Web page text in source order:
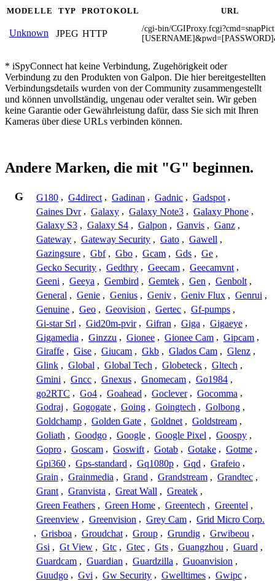
MODELLE TYP PROTOKOLL URL
Unknown JPEG HTTP
/cgi-bin/
* iSpyConnect hat keine Verbindung, Zugehörigkeit oder
Verbindung zu den Produkten von Galpon. Die hier bereitgestellten
Verbindungsdetails wurden von der Community zusammengestellt
und können unvollständig, ungenau oder veraltet sein. Wir geben
keine Garantie oder Gewährleistung dafür, dass Sie sich mit Ihren
Kameras über diese URLs verbinden können.
Andere Marken, die mit "G" beginnen.
G G180 , G4direct , Gadinan , Gadnic , Gadspot ,
Gaines Dvr , Galaxy , Galaxy Note3 , Galaxy Phone ,
Galaxy S3 , Galaxy S4 , Galpon , Ganvis , Ganz ,
Gateway , Gateway Security , Gato , Gawell ,
Gazingsure , Gbf , Gbo , Gcam , Gds , Ge ,
Gecko Security , Gedthry , Geecam , Geecamvnt ,
Geeni , Geeya , Gembird , Gemtek , Gen , Genbolt ,
General , Genie , Genius , Geniv , Geniv Flux , Genrui ,
Genuine , Geo , Geovision , Gertec , Gf-pumps ,
Gi-star Srl , Gid20m-pvir , Gifran , Giga , Gigaeye ,
Gigamedia , Ginzzu , Gionee , Gionee Cam , Gipcam ,
Giraffe , Gise , Giucam , Gkb , Glados Cam , Glenz ,
Glink , Global , Global Tech , Globeteck , Gltech ,
Gmini , Gncc , Gnexus , Gnomecam , Go1984 ,
go2RTC , Go4 , Goahead , Goclever , Gocomma ,
Godraj , Gogogate , Going , Goingtech , Golbong ,
Goldchamp , Golden Gate , Goldnet , Goldstream ,
Goliath , Goodgo , Google , Google Pixel , Goospy ,
Gopro , Goscam , Goswift , Gotab , Gotake , Gotme ,
Gpi360 , Gps-standard , Gq1080p , Gqd , Grafeio ,
Grain , Grainmedia , Grand , Grandstream , Grandtec ,
Grant , Granvista , Great Wall , Greatek ,
Green Feathers , Green Home , Greentech , Greentel ,
Greenview , Greenvision , Grey Cam , Grid Micro Corp.
, Grisboa , Groudchat , Group , Grundig , Grwibeou ,
Gsi , Gt View , Gtc , Gtec , Gts , Guangzhou , Guard ,
Guardcam , Guardian , Guardzilla , Guoanvision ,
Guudgo , Gvi , Gw Security , Gwelltimes , Gwipc ,